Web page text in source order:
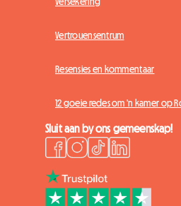
Vertrouensentrum
Resensies en kommentaar
12 goeie redes om 'n kamer op
Sluit aan by ons gemeenskap!